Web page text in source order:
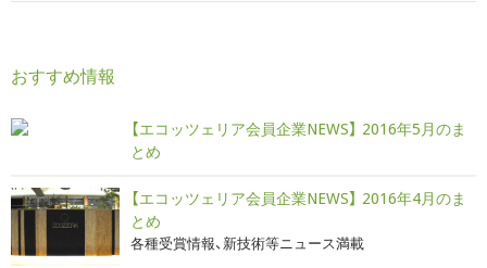
おすすめ情報
【エコッツェリア会員企業NEWS】 2016年5月のま
とめ
【エコッツェリア会員企業NEWS】 2016年4月のま
とめ
各種受賞情報、新技術等ニュース満載